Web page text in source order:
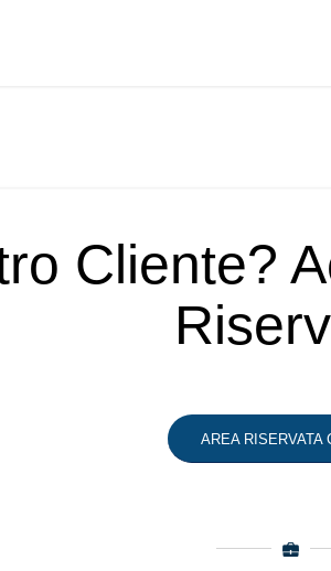
Cliente?
AREA RISERVATA